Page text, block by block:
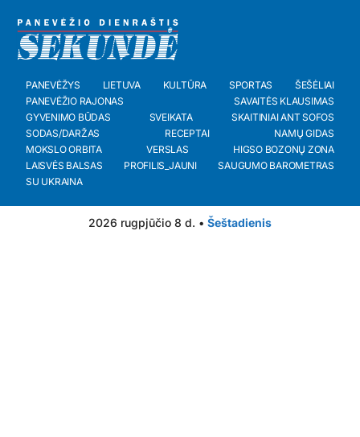
PANEVĖŽYS LIETUVA KULTŪRA SPORTAS
ŠEŠĖLIAI
PANEVĖŽIO RAJONAS
SAVAITĖS KLAUSIMAS
GYVENIMO BŪDAS
SVEIKATA
SKAITINIAI ANT SOFOS
SODAS/DARŽAS
RECEPTAI
NAMŲ GIDAS
MOKSLO ORBITA
VERSLAS
HIGSO BOZONŲ ZONA
LAISVĖS BALSAS
PROFILIS_JAUNI
SAUGUMO BAROMETRAS
SU UKRAINA
2026 rugpjūčio 8 d. • Šeštadienis